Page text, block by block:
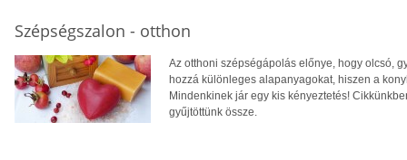
Szépségszalon - otthon
Az otthoni szépségápolás előnye, hogy olcsó,
hozzá különleges alapanyagokat, hiszen a
Mindenkinek jár egy kis kényeztetés!
gyűjtöttünk össze.